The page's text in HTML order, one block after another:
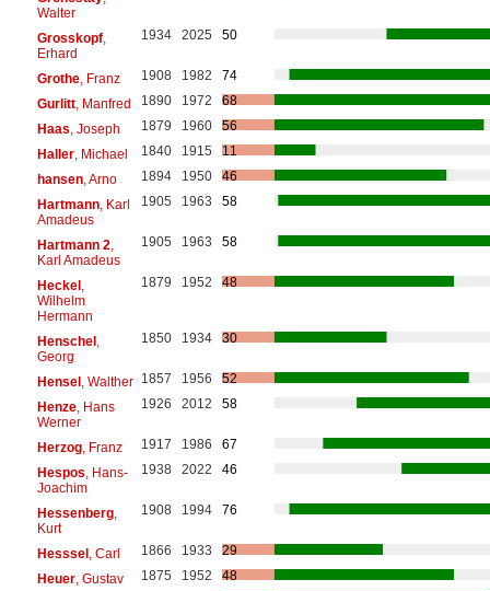
Walter
Grosskopf,
Erhard
1934 2025 50
Grothe, Franz 1908 1982
74
Gurlitt, Manfred 1890 1972
68
Haas , Joseph 1879 1960
56
Haller, Michael 1840 1915
11
hansen, Arno 1894 1950
46
Hartmann, Karl
Amadeus
1905 1963 58
Hartmann 2
Karl Amadeus
1905 1963 58
Heckel,
Wilhelm
Hermann
1879 1952 48
Henschel,
Georg
1850 1934 30
Hensel, Walther 1857 1956
52
Henze, Hans
Werner
1926 2012 58
Herzog, Franz 1917 1986
67
Hespos , Hans-
Joachim
1938 2022 46
Hessenberg,
Kurt
1908 1994 76
Hesssel, Carl 1866 1933
29
Heuer, Gustav 1875 1952
48